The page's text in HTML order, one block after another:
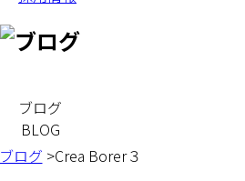
ブログ
BLOG
ブログ >Crea Borer３